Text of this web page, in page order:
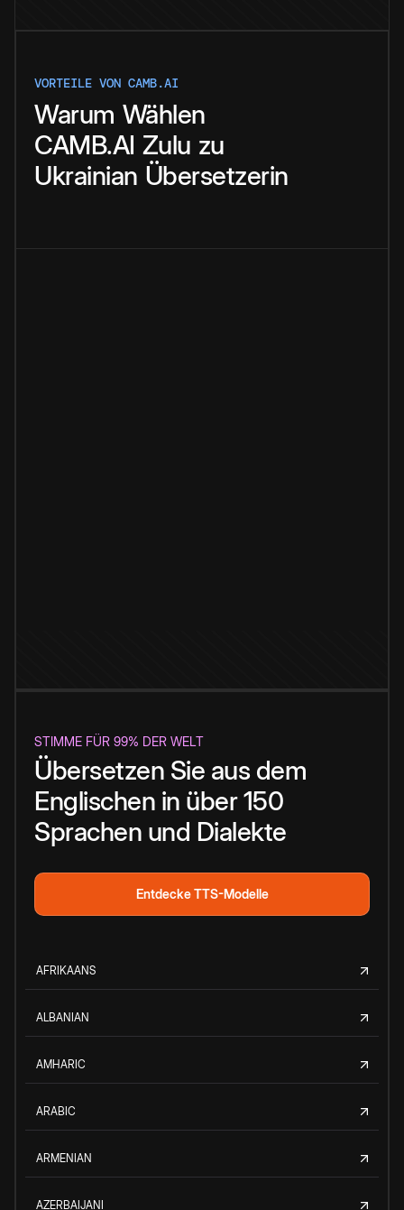
VORTEILE VON CAMB.AI
Warum Wählen
CAMB.AI Zulu zu
Ukrainian Übersetzerin
STIMME FÜR 99% DER WELT
Übersetzen Sie aus dem
Englischen in über 150
Sprachen und Dialekte
Entdecke TTS-Modelle
AFRIKAANS
ALBANIAN
AMHARIC
ARABIC
ARMENIAN
AZERBAIJANI